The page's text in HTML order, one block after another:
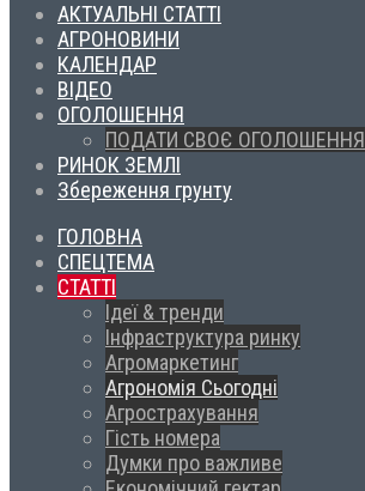
АКТУАЛЬНІ СТАТТІ
АГРОНОВИНИ
КАЛЕНДАР
ВІДЕО
ОГОЛОШЕННЯ
ПОДАТИ СВОЄ ОГОЛОШЕННЯ
РИНОК ЗЕМЛІ
Збереження грунту
ГОЛОВНА
СПЕЦТЕМА
СТАТТІ
Ідеї & тренди
Інфраструктура ринку
Агромаркетинг
Агрономія Сьогодні
Агрострахування
Гість номера
Думки про важливе